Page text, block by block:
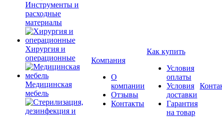
Инструменты и
расходные
материалы
Хирургия и
операционные
Медицинская
мебель
Компания
О
компании
Отзывы
Контакты
Как купить
Условия
оплаты
Условия
доставки
Гарантия
на товар